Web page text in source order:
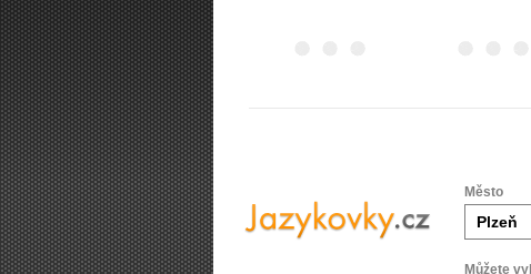
Město
Můžete